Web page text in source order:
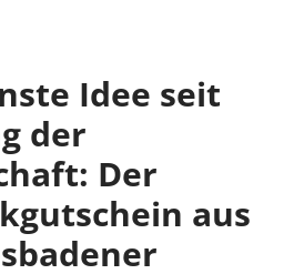
Idee seit
der
Der
aus